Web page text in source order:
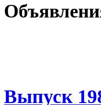
Выпуск